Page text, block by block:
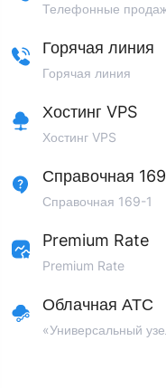
Телефонные
Горячая линия
Горячая линия
Хостинг VPS
Хостинг VPS
Справочная
Справочная 169-1
Premium Rate
Premium Rate
Облачная АТС
«Универсальный